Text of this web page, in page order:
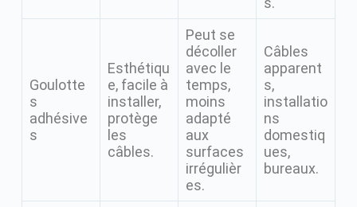
Goulotte
s
adhésive
s
Esthétiqu
e, facile à
installer,
protège
les
câbles.
Peut se
décoller
avec le
temps,
moins
adapté
aux
surfaces
irrégulièr
es.
Câbles
apparent
s,
installatio
ns
domestiq
ues,
bureaux.